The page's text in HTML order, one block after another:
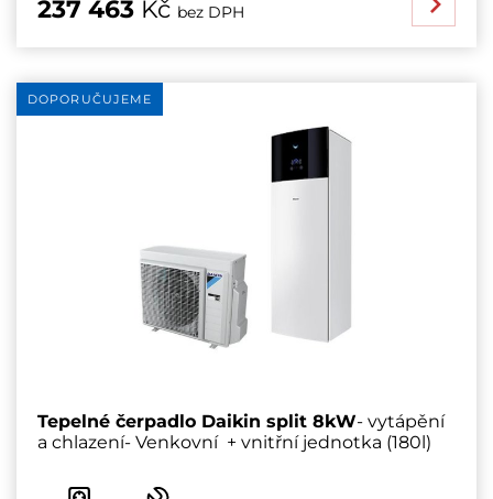
237 463 Kč bez DPH
DOPORUČUJEME
Tepelné čerpadlo Daikin split 8kW- vytápění
a chlazení- Venkovní + vnitřní jednotka (180l)